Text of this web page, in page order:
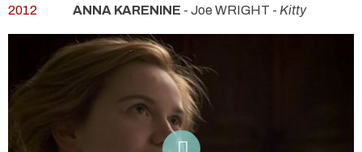
2012
ANNA KARENINE - Joe WRIGHT - Kitty